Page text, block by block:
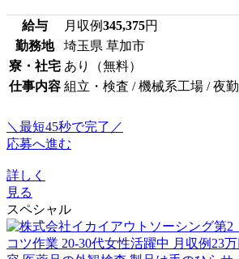
給与 月収例345,375円
勤務地
埼玉県 草加市
寮・社宅 あり（無料）
仕事内容 組立・検査 / 機械系工場 / 夜勤
＼最短45秒で完了／
応募へ進む
詳しく
見る
スペシャル